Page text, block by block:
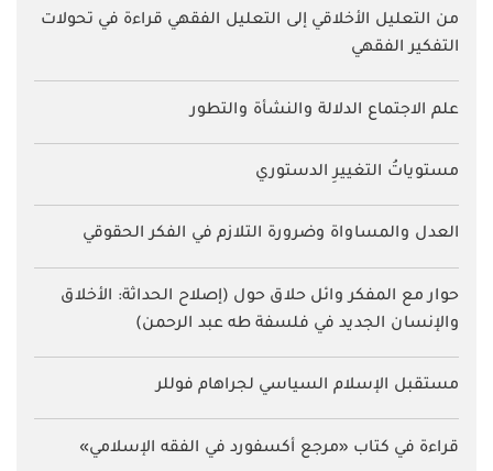
من التعليل الأخلاقي إلى التعليل الفقهي قراءة في تحولات
التفكير الفقهي
علم الاجتماع الدلالة والنشأة والتطور
مستوياتُ التغييرِ الدستوري
العدل والمساواة وضرورة التلازم في الفكر الحقوقي
حوار مع المفكر وائل حلاق حول (إصلاح الحداثة: الأخلاق
والإنسان الجديد في فلسفة طه عبد الرحمن)
مستقبل الإسلام السياسي لجراهام فوللر
قراءة في كتاب «مرجع أكسفورد في الفقه الإسلامي»